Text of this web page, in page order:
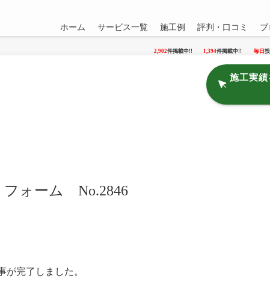
ホーム サービス一覧 施工例
2,902件掲載中!!
評判・口コミ
1,394件掲載中!!
ブ
毎日
施工実
ォーム No.2846
完了しました。